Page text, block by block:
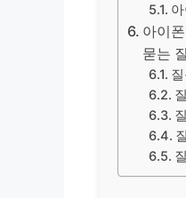
아이
묻는